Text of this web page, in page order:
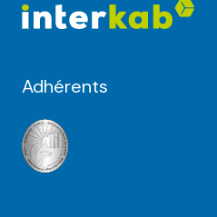
Adhérents